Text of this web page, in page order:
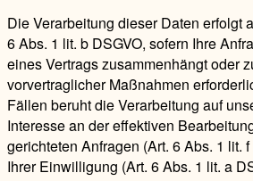
Die Verarbeitung dieser Daten erfolgt
6 Abs. 1 lit. b DSGVO, sofern Ihre
eines Vertrags zusammenhängt oder
vorvertraglicher Maßnahmen
Fällen beruht die Verarbeitung auf
Interesse an der effektiven
gerichteten Anfragen (Art. 6 Abs. 1 lit.
Ihrer Einwilligung (Art. 6 Abs. 1 lit. a